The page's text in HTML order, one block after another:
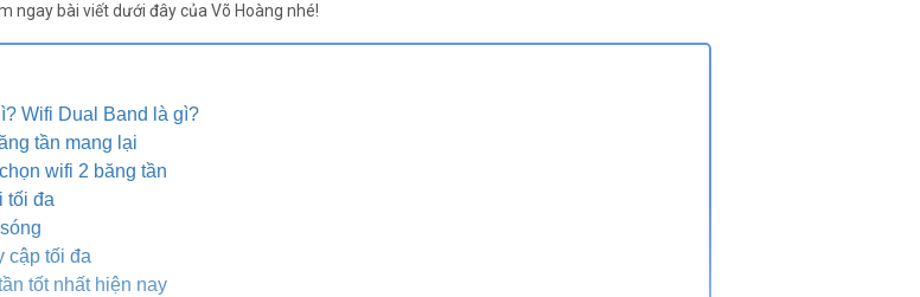
ngay bài viết dưới đây của Võ Hoàng nhé!
Wifi Dual Band là gì?
tần mang lại
wifi 2 băng tần
tối đa
cập tối đa
tốt nhất hiện nay